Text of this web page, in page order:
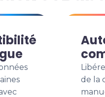
de la